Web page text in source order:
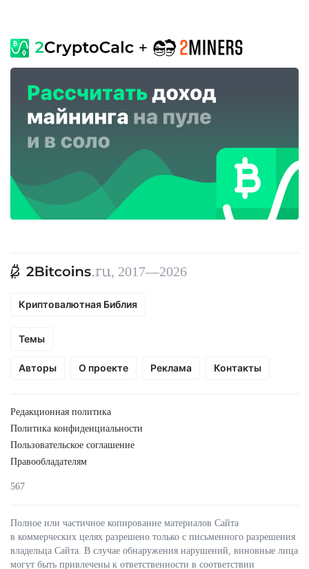
, 2017—2026
Криптовалютная Библия
Темы
Авторы О проекте Реклама Контакты
Редакционная политика
Политика конфиденциальности
Пользовательское соглашение
Правообладателям
567
Полное или частичное копирование материалов Сайта
в коммерческих целях разрешено только с письменного разрешения
владельца Сайта. В случае обнаружения нарушений, виновные лица
могут быть привлечены к ответственности в соответствии